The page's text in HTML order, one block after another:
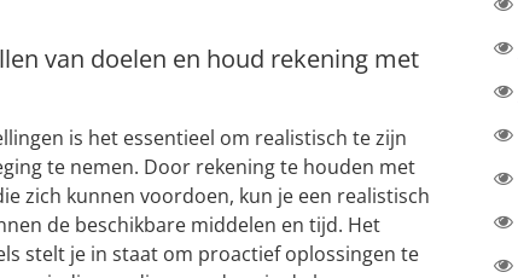
van doelen en houd rekening met
is het essentieel om realistisch te zijn
te nemen. Door rekening te houden met
zich kunnen voordoen, kun je een realistisch
de beschikbare middelen en tijd. Het
stelt je in staat om proactief oplossingen te